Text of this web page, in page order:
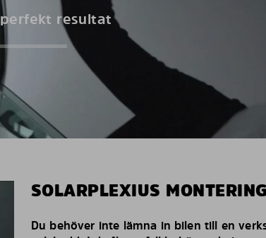
resultat
SOLARPLEXIUS
Du behöver inte lämna in bilen till en